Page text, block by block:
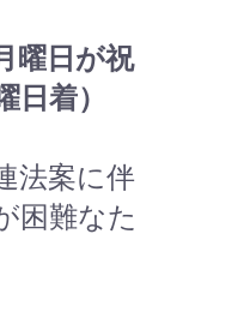
曜日が祝
日着）
法案に伴
困難なた